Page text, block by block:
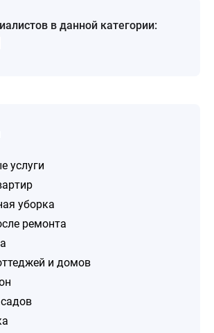
в данной категории:
услуги
уборка
ремонта
и домов